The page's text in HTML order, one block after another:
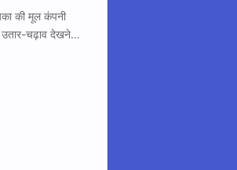
की मूल कंपनी
उतार-चढ़ाव देखने…